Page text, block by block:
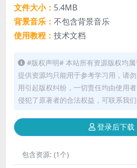
文件大小： 5.4MB
背景音乐： 不包含背景音乐
使用教程： 技术文档
#版权声明# 本站所有资源版权均
提供资源均只能用于参考学习用，请
用引起版权纠纷，一切责任均由使用
侵犯了原著者的合法权益，可联系我们
登录后下载
包含资源: (1个)